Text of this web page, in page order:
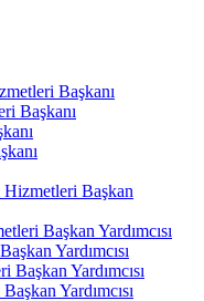
Başkanı
Başkanı
Başkan
Başkan Yardımcısı
Yardımcısı
Yardımcısı
Yardımcısı